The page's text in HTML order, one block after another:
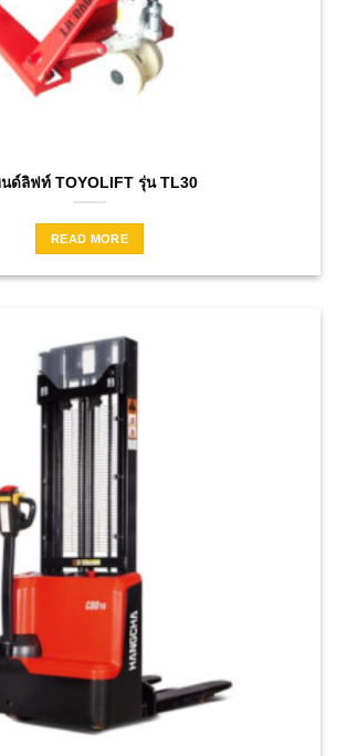
ด์ลิฟท์ TOYOLIFT รุ่น TL30
READ MORE